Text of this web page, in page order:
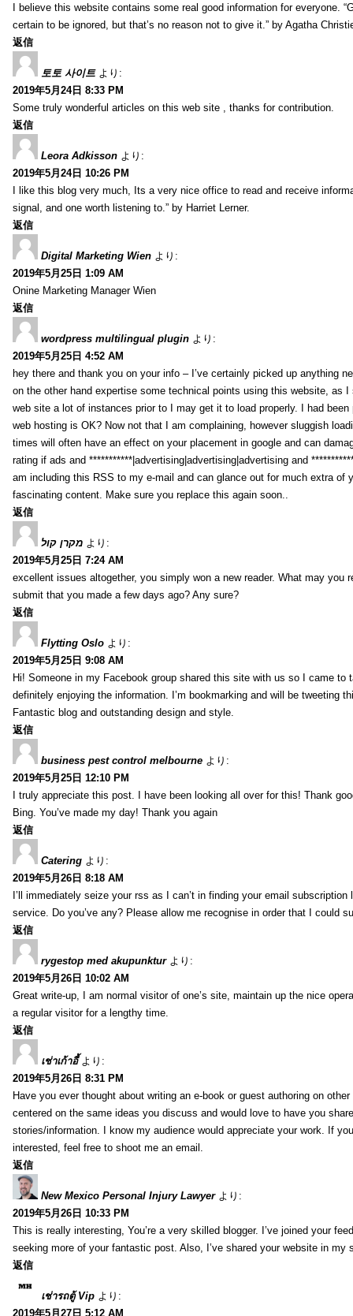
I believe this website contains some real good information for everyone.
certain to be ignored, but that’s no reason not to give it.” by Agatha
返信
토토 사이트 より:
2019年5月24日 8:33 PM
Some truly wonderful articles on this web site , thanks for contribution.
返信
Leora Adkisson より:
2019年5月24日 10:26 PM
I like this blog very much, Its a very nice office to read and receive
signal, and one worth listening to.” by Harriet Lerner.
返信
Digital Marketing Wien より:
2019年5月25日 1:09 AM
Onine Marketing Manager Wien
返信
wordpress multilingual plugin より:
2019年5月25日 4:52 AM
hey there and thank you on your info – I’ve certainly picked up anything
on the other hand expertise some technical points using this website, as I
web site a lot of instances prior to I may get it to load properly. I had
web hosting is OK? Now not that I am complaining, however sluggish
times will often have an effect on your placement in google and can
rating if ads and ***********|advertising|advertising|advertising and
am including this RSS to my e-mail and can glance out for much extra of
fascinating content. Make sure you replace this again soon..
返信
מקרן קול より:
2019年5月25日 7:24 AM
excellent issues altogether, you simply won a new reader. What may you
submit that you made a few days ago? Any sure?
返信
Flytting Oslo より:
2019年5月25日 9:08 AM
Hi! Someone in my Facebook group shared this site with us so I came to
definitely enjoying the information. I’m bookmarking and will be tweeting
Fantastic blog and outstanding design and style.
返信
business pest control melbourne より:
2019年5月25日 12:10 PM
I truly appreciate this post. I have been looking all over for this! Thank
Bing. You’ve made my day! Thank you again
返信
Catering より:
2019年5月26日 8:18 AM
I’ll immediately seize your rss as I can’t in finding your email subscription
service. Do you’ve any? Please allow me recognise in order that I could
返信
rygestop med akupunktur より:
2019年5月26日 10:02 AM
Great write-up, I am normal visitor of one’s site, maintain up the nice
a regular visitor for a lengthy time.
返信
เช่าเก้าอี้ より:
2019年5月26日 8:31 PM
Have you ever thought about writing an e-book or guest authoring on
centered on the same ideas you discuss and would love to have you
stories/information. I know my audience would appreciate your work. If
interested, feel free to shoot me an email.
返信
New Mexico Personal Injury Lawyer より:
2019年5月26日 10:33 PM
This is really interesting, You’re a very skilled blogger. I’ve joined your
seeking more of your fantastic post. Also, I’ve shared your website in my
返信
เช่ารถตู้ Vip より:
2019年5月27日 5:12 AM